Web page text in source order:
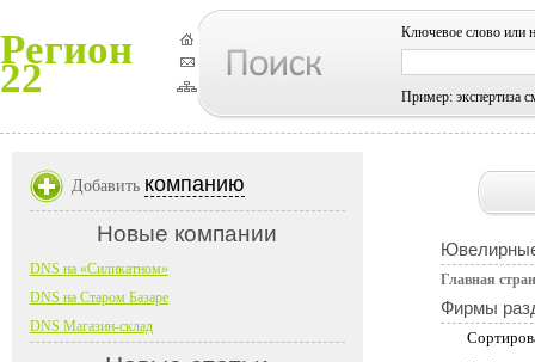
Регион
22
Ключевое слово или
Пример: экспертиза
Главная
Фирмы
Добавить компанию
Новые компании
DNS на «Силикатном»
DNS на Старом Базаре
DNS Магазин-склад